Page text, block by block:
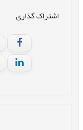
اشتراک گذاری